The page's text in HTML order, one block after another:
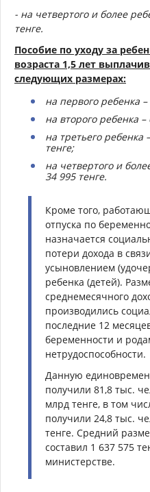
- на четвертого и более
тенге.
Пособие по уходу за
возраста 1,5 лет
следующих размерах:
на первого ребенка
на второго ребенка
на третьего
тенге;
на четвертого и
34 995 тенге.
Кроме того,
отпуска по
назначается
потери дохода в
усыновлением
ребенка (детей).
среднемесячного
производились
последние 12
беременности и
нетрудоспособности.
Данную
получили 81,8 тыс.
млрд тенге, в том
получили 24,8 тыс.
тенге. Средний
составил 1 637 575
министерстве.